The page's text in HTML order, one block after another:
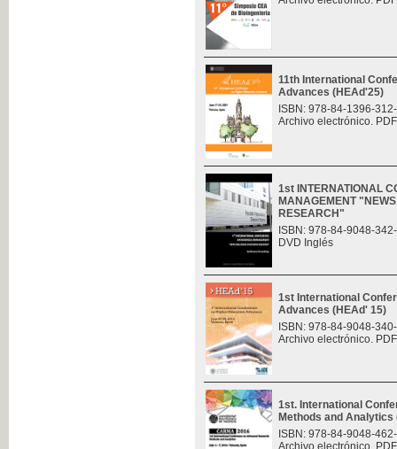
11th International
Advances (HEAd'25)
ISBN: 978-84-1396-
Archivo electrónico.
1st INTERNATIONAL
MANAGEMENT
RESEARCH"
ISBN: 978-84-9048-
DVD Inglés
1st International
Advances (HEAd' 15)
ISBN: 978-84-9048-
Archivo electrónico.
1st. International
Methods and Analytics
ISBN: 978-84-9048-
Archivo electrónico.